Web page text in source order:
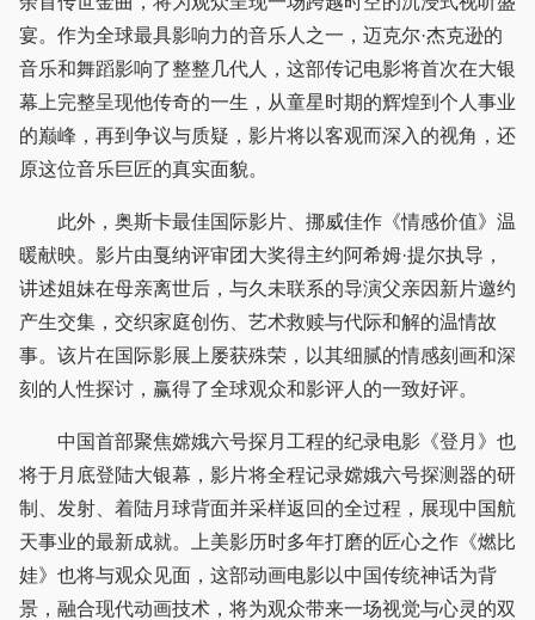
宴。作为全球最具影响力的音乐人之一，迈克尔·杰克逊的
音乐和舞蹈影响了整整几代人，这部传记电影将首次在大银
幕上完整呈现他传奇的一生，从童星时期的辉煌到个人事业
的巅峰，再到争议与质疑，影片将以客观而深入的视角，还
原这位音乐巨匠的真实面貌。
此外，奥斯卡最佳国际影片、挪威佳作《情感价值》温
暖献映。影片由戛纳评审团大奖得主约阿希姆·提尔执导，
讲述姐妹在母亲离世后，与久未联系的导演父亲因新片邀约
产生交集，交织家庭创伤、艺术救赎与代际和解的温情故
事。该片在国际影展上屡获殊荣，以其细腻的情感刻画和深
刻的人性探讨，赢得了全球观众和影评人的一致好评。
中国首部聚焦嫦娥六号探月工程的纪录电影《登月》也
将于月底登陆大银幕，影片将全程记录嫦娥六号探测器的研
制、发射、着陆月球背面并采样返回的全过程，展现中国航
天事业的最新成就。上美影历时多年打磨的匠心之作《燃比
娃》也将与观众见面，这部动画电影以中国传统神话为背
景，融合现代动画技术，将为观众带来一场视觉与心灵的双